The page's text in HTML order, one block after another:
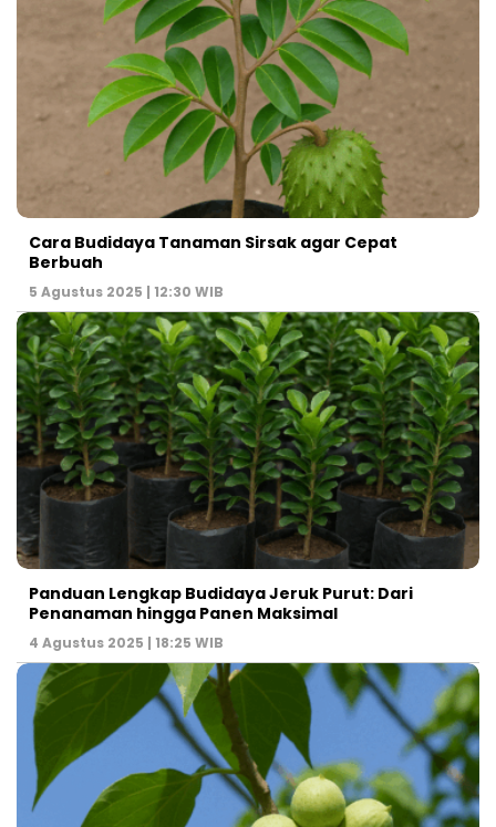
Cara Budidaya Tanaman Sirsak agar Cepat
Berbuah
5 Agustus 2025 | 12:30 WIB
Panduan Lengkap Budidaya Jeruk Purut: Dari
Penanaman hingga Panen Maksimal
4 Agustus 2025 | 18:25 WIB